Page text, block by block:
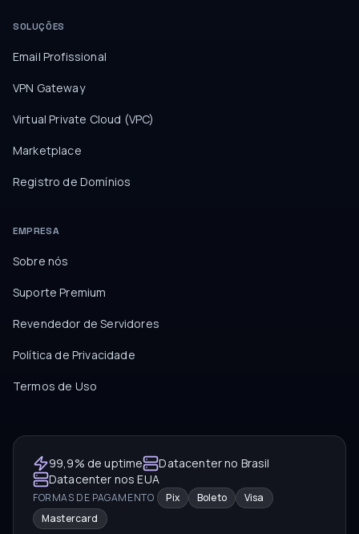
SOLUÇÕES
Email Profissional
VPN Gateway
Virtual Private Cloud (VPC)
Marketplace
Registro de Domínios
EMPRESA
Sobre nós
Suporte Premium
Revendedor de Servidores
Política de Privacidade
Termos de Uso
99,9% de uptime
Datacenter no Brasil
Datacenter nos EUA
FORMAS DE PAGAMENTO Pix Boleto
Visa
Mastercard